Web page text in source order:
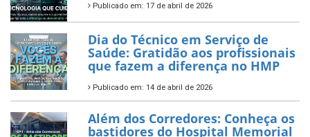
Publicado em: 17 de abril de 2026
Dia do Técnico em Serviço de
Saúde: Gratidão aos profissionais
que fazem a diferença no HMP
Publicado em: 14 de abril de 2026
Além dos Corredores: Conheça os
bastidores do Hospital Memorial